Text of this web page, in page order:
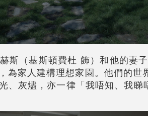
斯（基斯頓費杜 飾）和他的妻
為家人建構理想家園。他們的世
、灰燼，亦一律「我唔知、我